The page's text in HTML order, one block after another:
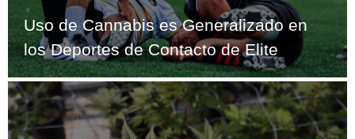
Uso de Cannabis es Generalizado en
los Deportes de Contacto de Elite